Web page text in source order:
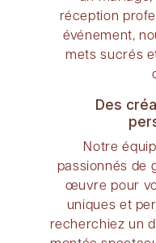
réception
événement,
mets sucrés
Des
Notre
passionnés de
œuvre pour
uniques et
recherchiez un